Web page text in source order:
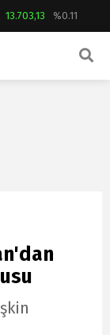
13.703,13 %0.11
ARAMA YAP